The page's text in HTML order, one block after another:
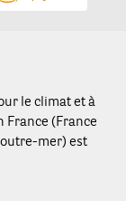
le climat et à
France (France
mer) est